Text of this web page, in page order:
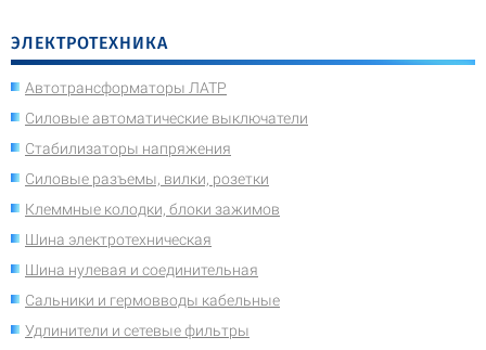
ЭЛЕКТРОТЕХНИКА
Автотрансформаторы ЛАТР
Силовые автоматические выключатели
Стабилизаторы напряжения
Силовые разъемы, вилки, розетки
Клеммные колодки, блоки зажимов
Шина электротехническая
Шина нулевая и соединительная
Сальники и гермовводы кабельные
Удлинители и сетевые фильтры